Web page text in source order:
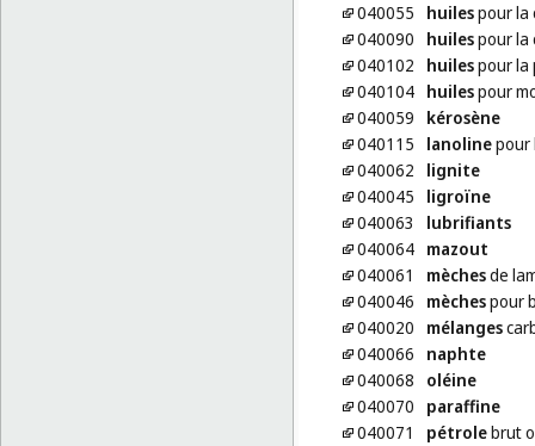
040055
huilespour la
040090
huilespour la
040102
huilespour la
040104 huilespour
040059
kérosène
040115
lanolinepour
040062
lignite
040045
ligroïne
040063
lubrifiants
040064 mazout
040061
mèchesde
040046
mèchespour
040020
mélanges
040066
naphte
040068
oléine
040070
paraffine
040071
pétrolebrut